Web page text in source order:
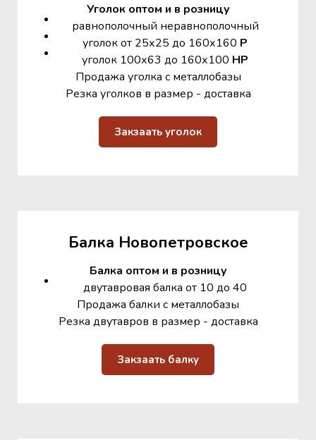
Уголок оптом и в розницу
равнополочный неравнополочный
уголок от 25х25 до 160х160 Р
уголок 100х63 до 160х100 НР
Продажа уголка с металлобазы
Резка уголков в размер - доставка
Закзаать уголок
Балка Новопетровское
Балка оптом и в розницу
двутавровая балка от 10 до 40
Продажа балки с металлобазы
Резка двутавров в размер - доставка
Закзаать балку